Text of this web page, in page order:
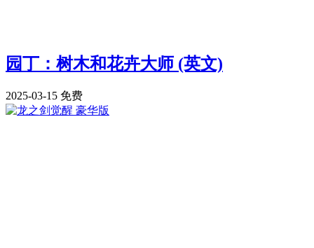
园丁：树木和花卉大师 (英文)
2025-03-15 免费